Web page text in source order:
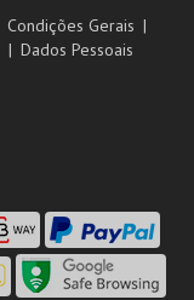
Condições Gerais
Dados Pessoais